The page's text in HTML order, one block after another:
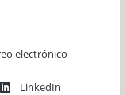
electrónico
LinkedIn